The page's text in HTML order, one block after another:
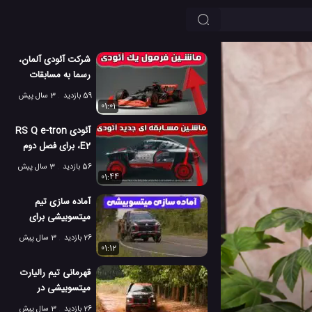
شرکت آئودی آلمان،
رسما به مسابقات
فرمول 1 پیوست
59 بازدید
3 سال پیش
01:01
آئودی RS Q e-tron
E2، برای فصل دوم
مسابقات رالی
56 بازدید
3 سال پیش
01:44
آماده سازی تیم
میتسوبیشی برای
مسابقات رالی آسایی
26 بازدید
3 سال پیش
01:12
قهرمانی تیم رالیارت
میتسوبیشی در
مسابقات Asia AXCR
26 بازدید 3 سال پیش